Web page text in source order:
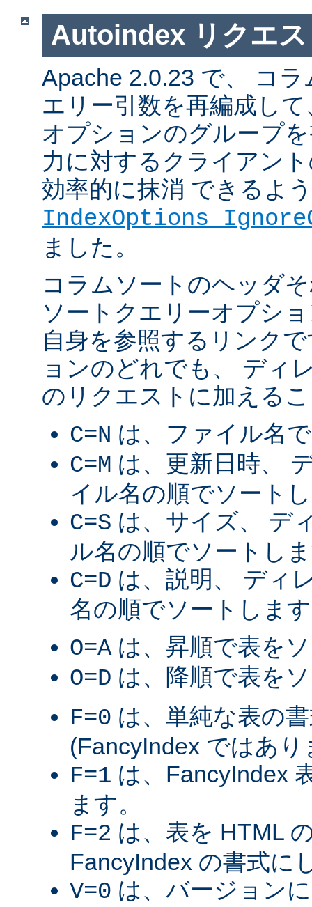
Autoindex リクエ
Apache 2.0.23 で、 コ
エリー引数を再編成し
オプションのグループ
力に対するクライアン
効率的に抹消 できるよ
IndexOptions
ました。
コラムソートのヘッダ
ソートクエリーオプシ
自身を参照するリンク
ョンのどれでも、 ディ
のリクエストに加える
C=N は、ファイル名
C=M は、更新日時、
イル名の順でソート
C=S は、サイズ、 デ
ル名の順でソートし
C=D は、説明、 ディ
名の順でソートしま
O=A は、昇順で表を
O=D は、降順で表を
F=0 は、単純な表の
(FancyIndex ではあり
F=1 は、FancyIndex
ます。
F=2 は、表を HTML
FancyIndex の書式に
V=0 は、バージョン